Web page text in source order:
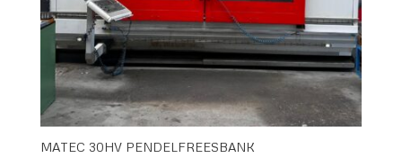
MATEC 30HV PENDELFREESBANK